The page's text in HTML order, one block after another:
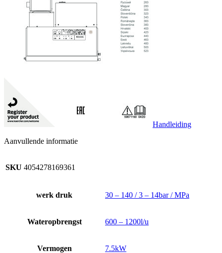
Handleiding
Aanvullende informatie
SKU 4054278169361
werk druk 30 – 140 / 3 – 14bar / MPa
Wateropbrengst 600 – 1200l/u
Vermogen 7.5kW